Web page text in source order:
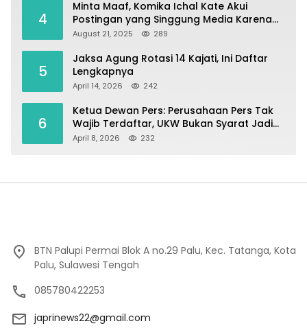
4
Minta Maaf, Komika Ichal Kate Akui
Postingan yang Singgung Media Karena
Emosi
August 21, 2025 289
5
Jaksa Agung Rotasi 14 Kajati, Ini Daftar
Lengkapnya
April 14, 2026 242
6
Ketua Dewan Pers: Perusahaan Pers Tak
Wajib Terdaftar, UKW Bukan Syarat Jadi
Wartawan
April 8, 2026 232
BTN Palupi Permai Blok A no.29 Palu, Kec. Tatanga, Kota
Palu, Sulawesi Tengah
085780422253
japrinews22@gmail.com